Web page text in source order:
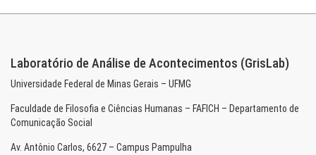
Laboratório de Análise de Acontecimentos (GrisLab)
Universidade Federal de Minas Gerais – UFMG
Faculdade de Filosofia e Ciências Humanas – FAFICH – Departamento de
Comunicação Social
Av. Antônio Carlos, 6627 – Campus Pampulha